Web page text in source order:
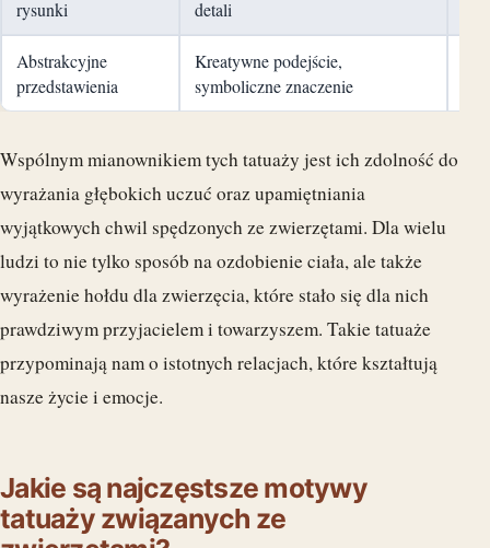
rysunki
detali
Abstrakcyjne
przedstawienia
Kreatywne podejście,
symboliczne znaczenie
Wspólnym mianownikiem tych tatuaży jest ich zdolność do
wyrażania głębokich uczuć oraz upamiętniania
wyjątkowych chwil spędzonych ze zwierzętami. Dla wielu
ludzi to nie tylko sposób na ozdobienie ciała, ale także
wyrażenie hołdu dla zwierzęcia, które stało się dla nich
prawdziwym przyjacielem i towarzyszem. Takie tatuaże
przypominają nam o istotnych relacjach, które kształtują
nasze życie i emocje.
Jakie są najczęstsze motywy
tatuaży związanych ze